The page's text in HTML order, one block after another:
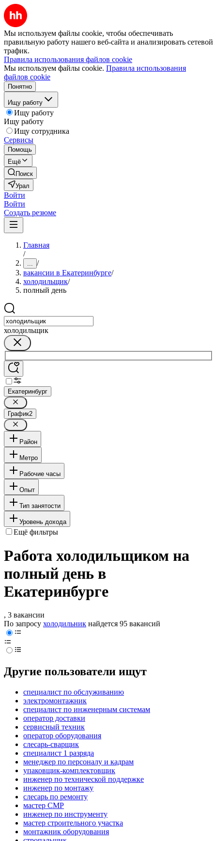
Мы используем файлы cookie, чтобы обеспечивать
правильную работу нашего веб-сайта и анализировать сетевой
трафик.
Правила использования файлов cookie
Мы используем файлы cookie. Правила использования
файлов cookie
Понятно
Ищу работу
Ищу работу
Ищу работу
Ищу сотрудника
Сервисы
Помощь
Ещё
Поиск
Урал
Войти
Войти
Создать резюме
Главная
/
... /
вакансии в Екатеринбурге/
холодильщик/
полный день
холодильщик
Екатеринбург
График2
Район
Метро
Рабочие часы
Опыт
Тип занятости
Уровень дохода
Ещё фильтры
Работа холодильщиком на
полный день в
Екатеринбурге
, 3 вакансии
По запросу холодильник найдется 95 вакансий
Другие пользователи ищут
специалист по обслуживанию
электромонтажник
специалист по инженерным системам
оператор доставки
сервисный техник
оператор оборудования
слесарь-сварщик
специалист 1 разряда
менеджер по персоналу и кадрам
упаковщик-комплектовщик
инженер по технической поддержке
инженер по монтажу
слесарь по ремонту
мастер СМР
инженер по инструменту
мастер строительного участка
монтажник оборудования